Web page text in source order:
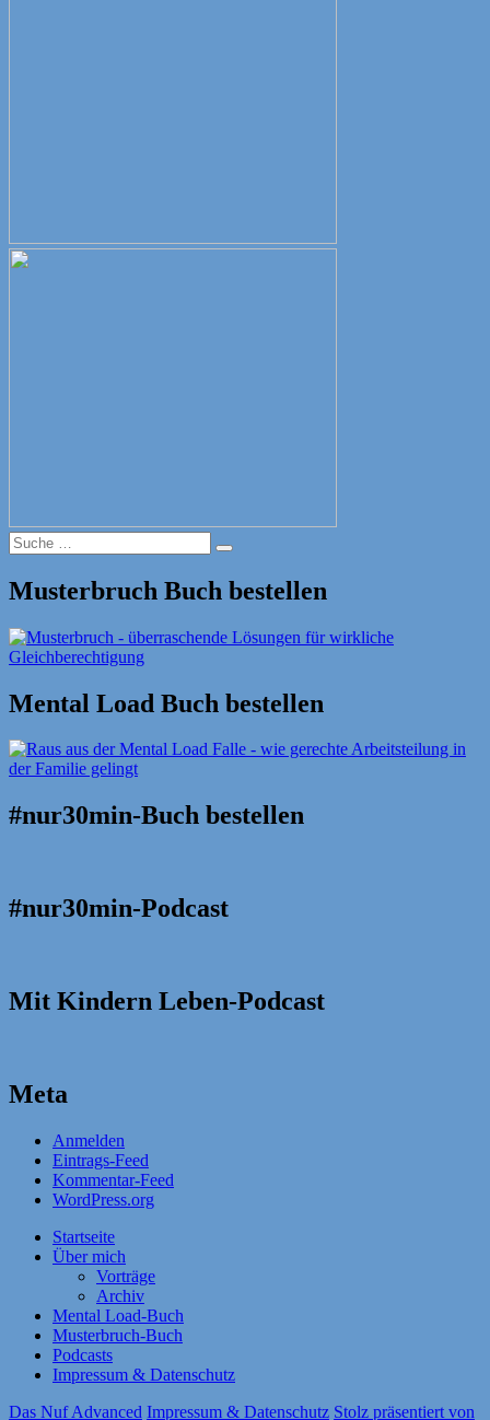
Suche
nach:
Suche
Musterbruch Buch bestellen
Mental Load Buch bestellen
#nur30min-Buch bestellen
#nur30min-Podcast
Mit Kindern Leben-Podcast
Meta
Anmelden
Eintrags-Feed
Kommentar-Feed
WordPress.org
Startseite
Über mich
Vorträge
Archiv
Mental Load-Buch
Musterbruch-Buch
Podcasts
Impressum & Datenschutz
Das Nuf Advanced Impressum & Datenschutz Stolz präsentiert von